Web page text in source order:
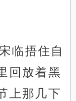
临捂住自
回放着黑
上那几下